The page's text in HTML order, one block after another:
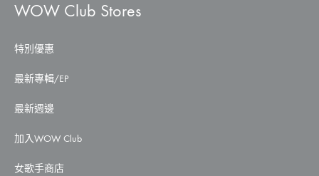
WOW Club Stores
特別優惠
最新專輯/EP
最新週邊
加入WOW Club
女歌手商店